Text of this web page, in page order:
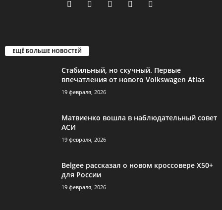
ЕЩЁ БОЛЬШЕ НОВОСТЕЙ
Стабильный, но скучный. Первые
впечатления от нового Volkswagen Atlas
19 февраля, 2026
Матвиенко вошла в наблюдательный совет
АСИ
19 февраля, 2026
Belgee рассказал о новом кроссовере X50+
для России
19 февраля, 2026